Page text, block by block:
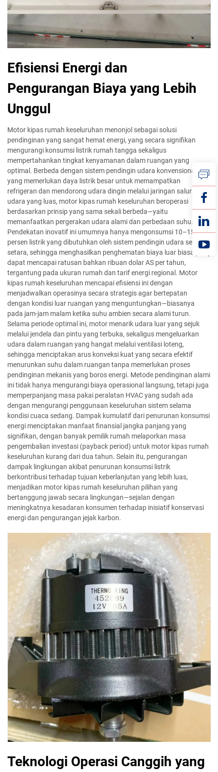
Efisiensi Energi dan
Pengurangan Biaya yang Lebih
Unggul
Motor kipas rumah keseluruhan menonjol sebagai solusi
pendinginan yang sangat hemat energi, yang secara signifikan
mengurangi konsumsi listrik rumah tangga sekaligus
mempertahankan tingkat kenyamanan dalam ruangan yang
optimal. Berbeda dengan sistem pendingin udara konvensional
yang memerlukan daya listrik besar untuk memampatkan
refrigeran dan mendorong udara dingin melalui jaringan saluran
udara yang luas, motor kipas rumah keseluruhan beroperasi
berdasarkan prinsip yang sama sekali berbeda—yaitu
memanfaatkan pergerakan udara alami dan perbedaan suhu.
Pendekatan inovatif ini umumnya hanya mengonsumsi 10–15
persen listrik yang dibutuhkan oleh sistem pendingin udara sentral
setara, sehingga menghasilkan penghematan biaya luar biasa yang
dapat mencapai ratusan bahkan ribuan dolar AS per tahun,
tergantung pada ukuran rumah dan tarif energi regional. Motor
kipas rumah keseluruhan mencapai efisiensi ini dengan
menjadwalkan operasinya secara strategis agar bertepatan
dengan kondisi luar ruangan yang menguntungkan—biasanya
pada jam-jam malam ketika suhu ambien secara alami turun.
Selama periode optimal ini, motor menarik udara luar yang sejuk
melalui jendela dan pintu yang terbuka, sekaligus mengeluarkan
udara dalam ruangan yang hangat melalui ventilasi loteng,
sehingga menciptakan arus konveksi kuat yang secara efektif
menurunkan suhu dalam ruangan tanpa memerlukan proses
pendinginan mekanis yang boros energi. Metode pendinginan alami
ini tidak hanya mengurangi biaya operasional langsung, tetapi juga
memperpanjang masa pakai peralatan HVAC yang sudah ada
dengan mengurangi penggunaan keseluruhan sistem selama
kondisi cuaca sedang. Dampak kumulatif dari penurunan konsumsi
energi menciptakan manfaat finansial jangka panjang yang
signifikan, dengan banyak pemilik rumah melaporkan masa
pengembalian investasi (payback period) untuk motor kipas rumah
keseluruhan kurang dari dua tahun. Selain itu, pengurangan
dampak lingkungan akibat penurunan konsumsi listrik
berkontribusi terhadap tujuan keberlanjutan yang lebih luas,
menjadikan motor kipas rumah keseluruhan pilihan yang
bertanggung jawab secara lingkungan—sejalan dengan
meningkatnya kesadaran konsumen terhadap inisiatif konservasi
energi dan pengurangan jejak karbon.
Teknologi Operasi Canggih yang